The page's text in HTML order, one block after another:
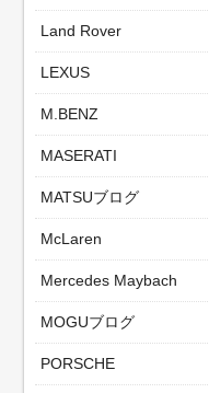
Land Rover
LEXUS
M.BENZ
MASERATI
MATSUブログ
McLaren
Mercedes Maybach
MOGUブログ
PORSCHE